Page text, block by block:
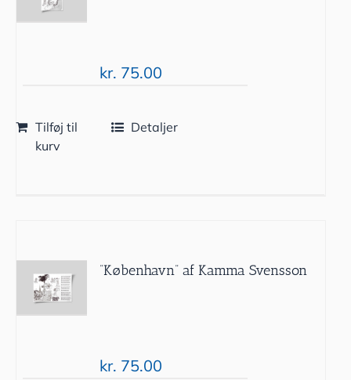
kr. 75.00
Tilføj til
kurv
Detaljer
”København” af Kamma Svensson
kr. 75.00